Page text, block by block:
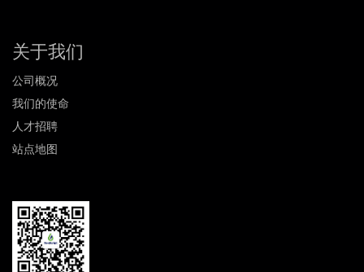
关于我们
公司概况
我们的使命
人才招聘
站点地图